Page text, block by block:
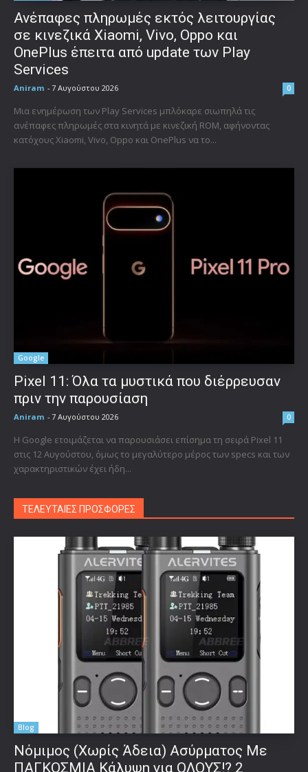
Ανέπαφες πληρωμές εκτός λειτουργίας
σε κινεζικά Xiaomi, Vivo, Oppo και
OnePlus έπειτα από update των Play
Services
Aniram - 7 Αυγούστου 2026 0
Μια ενημέρωση των Play Services μπλόκαρε σιωπηλά τις
ανέπαφες πληρωμές στα κινητά με κινεζική ROM, αφήνοντας
κατόχους Xiaomi, Vivo, Oppo και OnePlus να το...
Google
Pixel 11: Όλα τα μυστικά που διέρρευσαν
πριν την παρουσίαση
Aniram - 7 Αυγούστου 2026 0
Η Google ετοιμάζεται να παρουσιάσει επίσημα τη σειρά Pixel 11
στις 12 Αυγούστου, όμως το μεγαλύτερο μέρος των specs και των
χαρακτηριστικών έχει ήδη...
ΤΕΛΕΥΤΑΙΕΣ ΠΡΟΣΦΟΡΕΣ
Blog
Νόμιμος (Χωρίς Άδεια) Ασύρματος Με
ΠΑΓΚΟΣΜΙΑ Κάλυψη για ΟΛΟΥΣ!? 2